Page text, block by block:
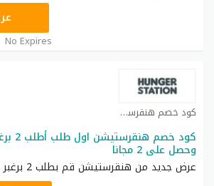
No Expires
كود خصم هنقرستيشن كوبون
كود
وحصل على 2 مجانا
عرض جديد من هنقرستيشن قم بطلب 2 برغبر من برجر